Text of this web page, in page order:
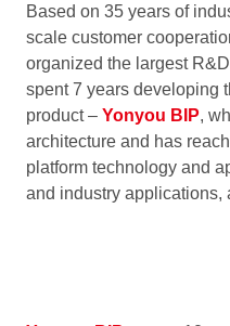
Based on 35 years of
scale customer
organized the largest
spent 7 years developing
product – Yonyou BIP,
architecture and has
platform technology and
and industry applications,